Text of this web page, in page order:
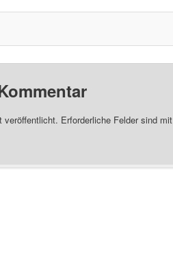
veröffentlicht. Erforderliche Felder sind mit